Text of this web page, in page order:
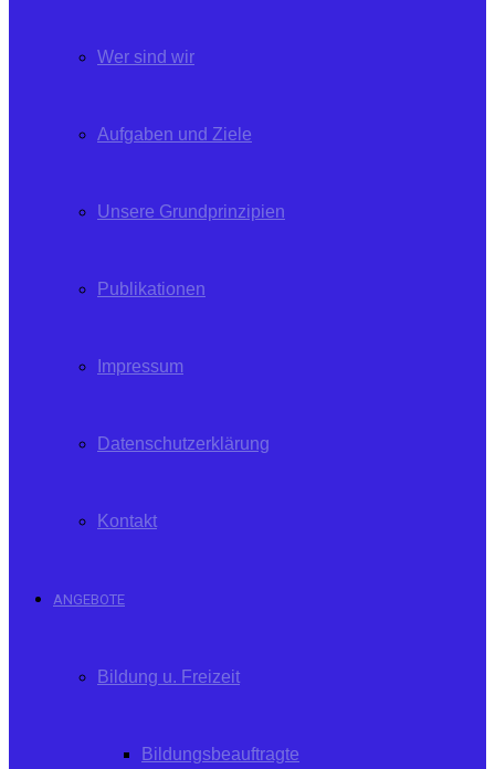
Wer sind wir
Aufgaben und Ziele
Unsere Grundprinzipien
Publikationen
Impressum
Datenschutzerklärung
Kontakt
ANGEBOTE
Bildung u. Freizeit
Bildungsbeauftragte